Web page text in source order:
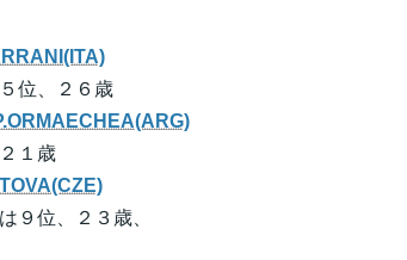
位、２６歳
１歳
９位、２３歳、